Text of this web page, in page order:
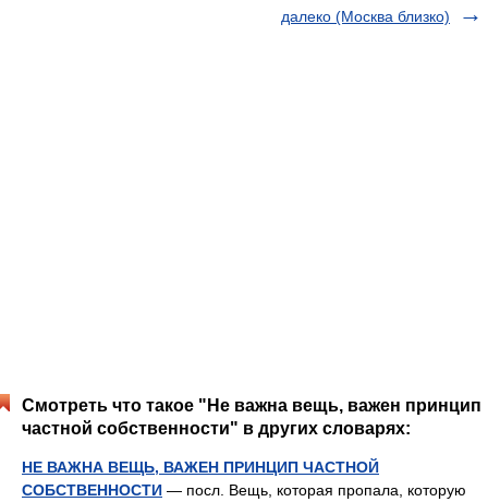
далеко (Москва близко)
Смотреть что такое "Не важна вещь, важен принцип
частной собственности" в других словарях:
НЕ ВАЖНА ВЕЩЬ, ВАЖЕН ПРИНЦИП ЧАСТНОЙ
СОБСТВЕННОСТИ — посл. Вещь, которая пропала, которую